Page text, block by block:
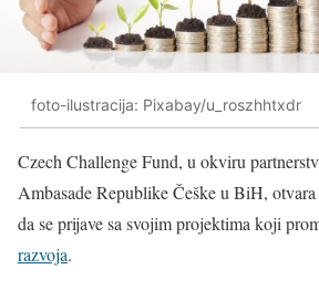
foto-ilustracija: Pixabay/u_roszhhtxdr
Czech Challenge Fund, u okviru
Ambasade Republike Češke u BiH,
da se prijave sa svojim projektima koji
razvoja.